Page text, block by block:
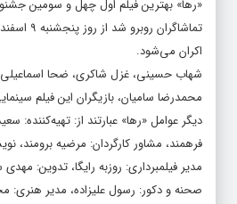
«رها» بهترین فیلم اول چهل و سومین
اکران می‌شود.
شهاب حسینی، غزل شاکری، ضحا
محمدرضا سامیان، بازیگران این فیلم
دیگر عوامل «رها» عبارتند از: تهیه‌کننده:
فرهمند، مشاور کارگردان: مرضیه برومند،
مدیر فیلمبرداری: روزبه رایگا، تدوین: